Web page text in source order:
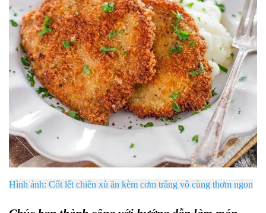
Hình ảnh: Cốt lết chiên xù ăn kèm cơm trắng vô cùng thơm ngon